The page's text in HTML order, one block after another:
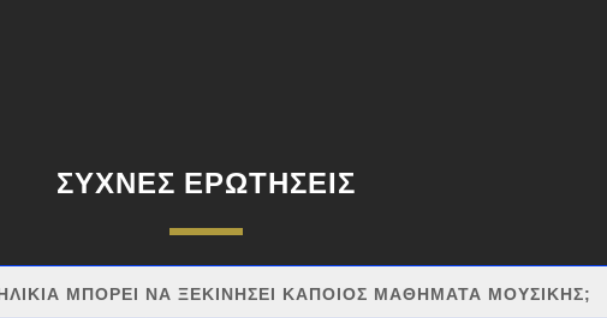
ΣΥΧΝΕΣ ΕΡΩΤΗΣΕΙΣ
ΜΠΟΡΕΙ ΝΑ ΞΕΚΙΝΗΣΕΙ ΚΑΠΟΙΟΣ ΜΑΘΗΜΑΤΑ ΜΟΥΣΙΚΗΣ;